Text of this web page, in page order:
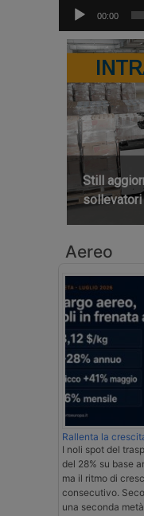
00:00
Still
Aereo
Rallenta la
I noli spot del
del 28% su base
ma il ritmo di
consecutivo.
una seconda